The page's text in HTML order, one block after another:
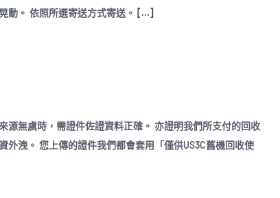
動。 依照所選寄送方式寄送。 [...]
源無虞時，需證件佐證資料正確。 亦證明我們所支付的回收
洩。 您上傳的證件我們都會套用「僅供US3C舊機回收使